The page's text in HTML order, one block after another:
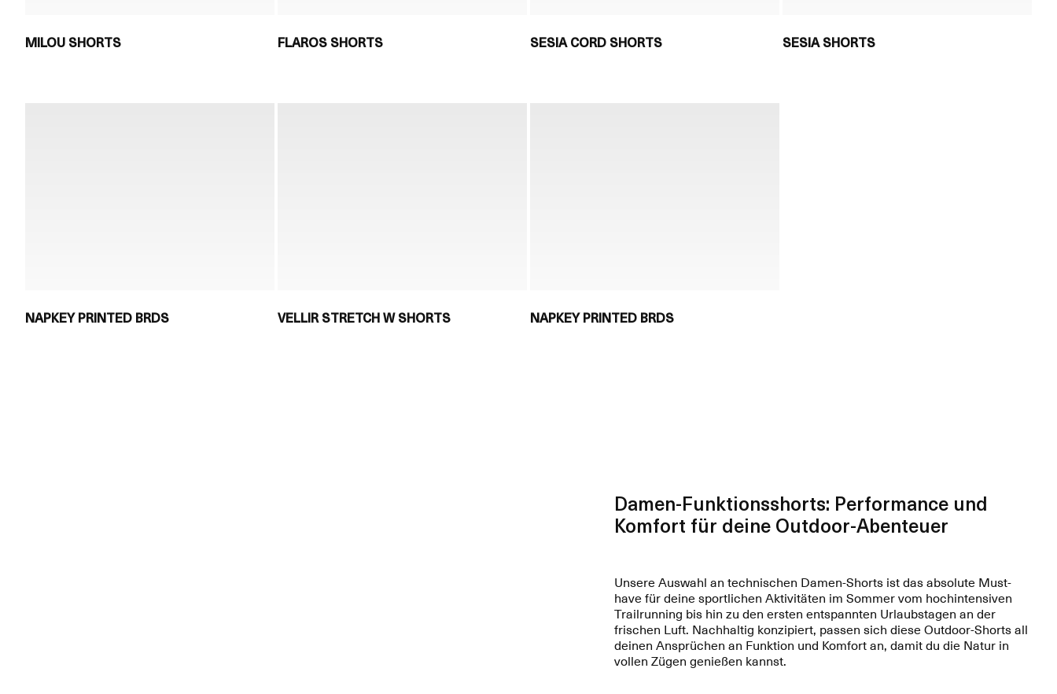
MILOU SHORTS FLAROS SHORTS SESIA CORD SHORTS SESIA SHORTS
NAPKEY PRINTED BRDS VELLIR STRETCH W SHORTS NAPKEY PRINTED BRDS
Damen-Funktionsshorts: Performance und
Komfort für deine Outdoor-Abenteuer
Unsere Auswahl an technischen Damen-Shorts ist das absolute Must-
have für deine sportlichen Aktivitäten im Sommer vom hochintensiven
Trailrunning bis hin zu den ersten entspannten Urlaubstagen an der
frischen Luft. Nachhaltig konzipiert, passen sich diese Outdoor-Shorts all
deinen Ansprüchen an Funktion und Komfort an, damit du die Natur in
vollen Zügen genießen kannst.